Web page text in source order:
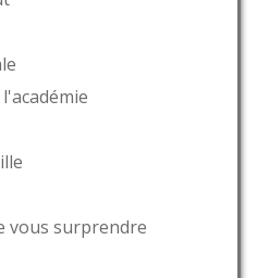
vous surprendre